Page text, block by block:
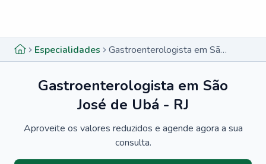
Especialidades Gastroenterologista em São José de Ubá - RJ
Gastroenterologista em São
José de Ubá - RJ
Aproveite os valores reduzidos e agende agora a sua
consulta.